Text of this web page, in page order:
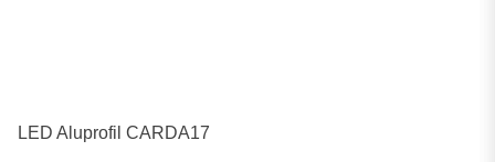
LED Aluprofil CARDA17